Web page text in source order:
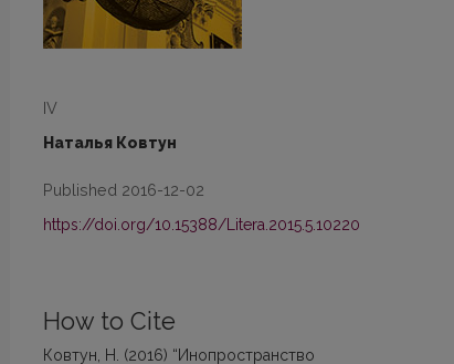
IV
Наталья Ковтун
Published 2016-12-02
https://doi.org/10.15388/Litera.2015.5.10220
How to Cite
Ковтун, Н. (2016) “Инопространство